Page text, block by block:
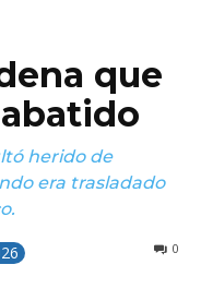
que
herido de
era trasladado
0